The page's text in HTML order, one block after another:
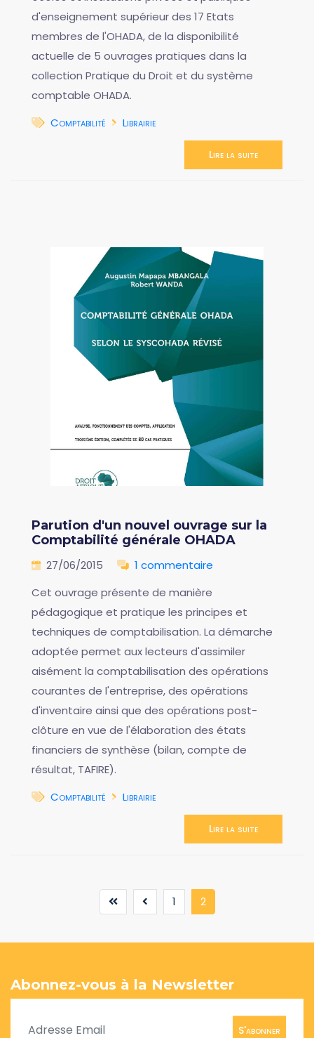
d'enseignement supérieur des 17 Etats
membres de l'OHADA, de la disponibilité
actuelle de 5 ouvrages pratiques dans la
collection Pratique du Droit et du système
comptable OHADA.
Comptabilité
Librairie
Lire la suite
Parution d'un nouvel ouvrage sur la
Comptabilité générale OHADA
27/06/2015
1 commentaire
Cet ouvrage présente de manière
pédagogique et pratique les principes et
techniques de comptabilisation. La démarche
adoptée permet aux lecteurs d'assimiler
aisément la comptabilisation des opérations
courantes de l'entreprise, des opérations
d'inventaire ainsi que des opérations post-
clôture en vue de l'élaboration des états
financiers de synthèse (bilan, compte de
résultat, TAFIRE).
Comptabilité
Librairie
Lire la suite
1 2(current)
Abonnez-vous à la Newsletter
S'abonner